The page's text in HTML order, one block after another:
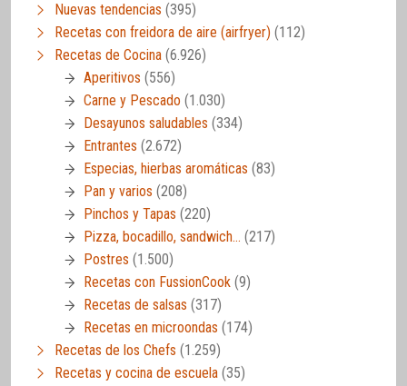
Nuevas tendencias (395)
Recetas con freidora de aire (airfryer) (112)
Recetas de Cocina (6.926)
Aperitivos (556)
Carne y Pescado (1.030)
Desayunos saludables (334)
Entrantes (2.672)
Especias, hierbas aromáticas (83)
Pan y varios (208)
Pinchos y Tapas (220)
Pizza, bocadillo, sandwich… (217)
Postres (1.500)
Recetas con FussionCook (9)
Recetas de salsas (317)
Recetas en microondas (174)
Recetas de los Chefs (1.259)
Recetas y cocina de escuela (35)